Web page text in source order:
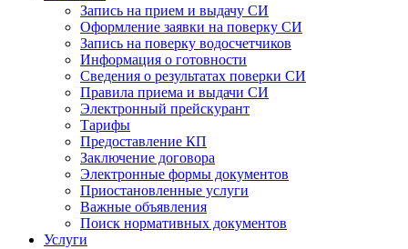
Запись на прием и выдачу СИ
Оформление заявки на поверку СИ
Запись на поверку водосчетчиков
Информация о готовности
Сведения о результатах поверки СИ
Правила приема и выдачи СИ
Электронный прейскурант
Тарифы
Предоставление КП
Заключение договора
Электронные формы документов
Приостановленные услуги
Важные объявления
Поиск нормативных документов
Услуги